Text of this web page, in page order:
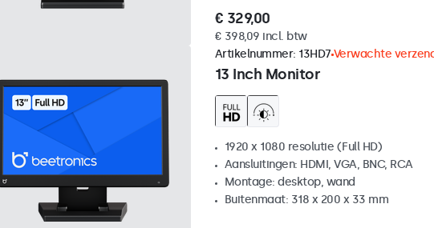
€ 329,00
€ 398,09 incl. btw
13 Inch Monitor
Artikelnummer: 13HD7 Verwachte
1920 x 1080 resolutie (Full HD)
Aansluitingen: HDMI, VGA, BNC, RCA
Montage: desktop, wand
Buitenmaat: 318 x 200 x 33 mm